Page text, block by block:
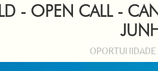
- OPEN CALL -